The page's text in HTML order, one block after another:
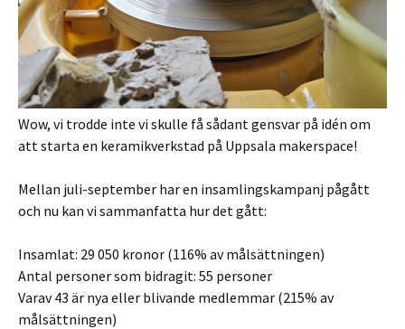
Wow, vi trodde inte vi skulle få sådant gensvar på idén om
att starta en keramikverkstad på Uppsala makerspace!
Mellan juli-september har en insamlingskampanj pågått
och nu kan vi sammanfatta hur det gått:
Insamlat: 29 050 kronor (116% av målsättningen)
Antal personer som bidragit: 55 personer
Varav 43 är nya eller blivande medlemmar (215% av
målsättningen)